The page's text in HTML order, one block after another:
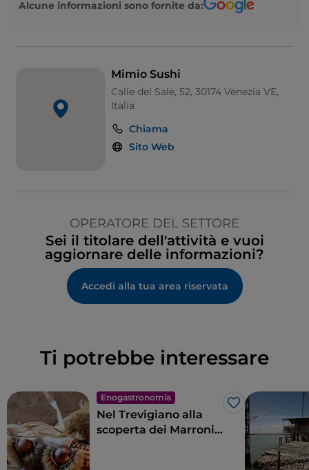
Alcune informazioni sono fornite da:
Mimio Sushi
Calle del Sale, 52, 30174 Venezia VE,
Italia
Chiama
Sito Web
OPERATORE DEL SETTORE
Sei il titolare dell'attività e vuoi
aggiornare delle informazioni?
Accedi alla tua area riservata
Ti potrebbe interessare
Enogastronomia
Like
Nel Trevigiano alla
scoperta dei Marroni